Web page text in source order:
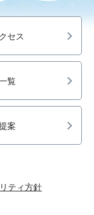
セス
覧
案
ティ方針